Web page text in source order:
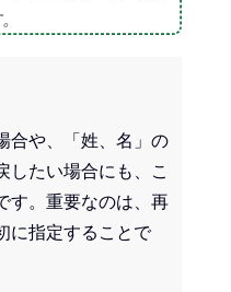
合や、「姓、名」の
したい場合にも、こ
す。重要なのは、再
に指定することで